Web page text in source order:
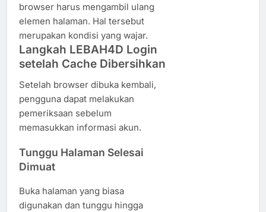
browser harus mengambil ulang
elemen halaman. Hal tersebut
merupakan kondisi yang wajar.
Langkah LEBAH4D Login
setelah Cache Dibersihkan
Setelah browser dibuka kembali,
pengguna dapat melakukan
pemeriksaan sebelum
memasukkan informasi akun.
Tunggu Halaman Selesai
Dimuat
Buka halaman yang biasa
digunakan dan tunggu hingga